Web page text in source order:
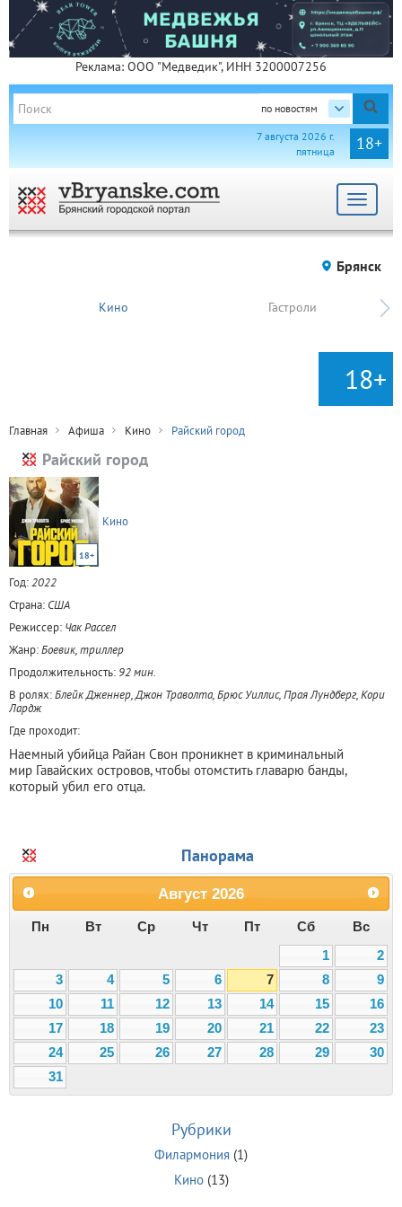
Реклама: ООО "Медведик", ИНН 3200007256
по новостям
18+
7 августа 2026 г.
пятница
Toggle
Брянск
Кино Гастроли
18+
Главная Афиша Кино Райский город
Райский город
18+
Кино
Год:2022
Страна: США
Режиссер: Чак Рассел
Жанр:Боевик, триллер
Продолжительность: 92 мин.
В ролях:Блейк Дженнер, Джон Траволта, Брюс Уиллис, Прая Лундберг, Кори
Лардж
Где проходит:
Наемный убийца Райан Свон проникнет в криминальный
мир Гавайских островов, чтобы отомстить главарю банды,
который убил его отца.
Панорама
Август 2026
Пн Вт Ср Чт Пт Сб
Вс
1
2
3
4 5 6 7 8
9
10
11 12 13 14 15
16
17
18 19 20 21 22
23
24
25 26 27 28 29
30
31
Рубрики
Филармония (1)
Кино(13)